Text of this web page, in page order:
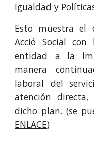
Igualdad y
Esto muestra el
Acció Social
entidad a la
manera
laboral del
atención
dicho plan. (se
ENLACE)